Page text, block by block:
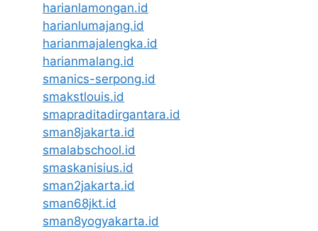
harianlamongan.id
harianlumajang.id
harianmajalengka.id
harianmalang.id
smanics-serpong.id
smakstlouis.id
smapraditadirgantara.id
sman8jakarta.id
smalabschool.id
smaskanisius.id
sman2jakarta.id
sman68jkt.id
sman8yogyakarta.id